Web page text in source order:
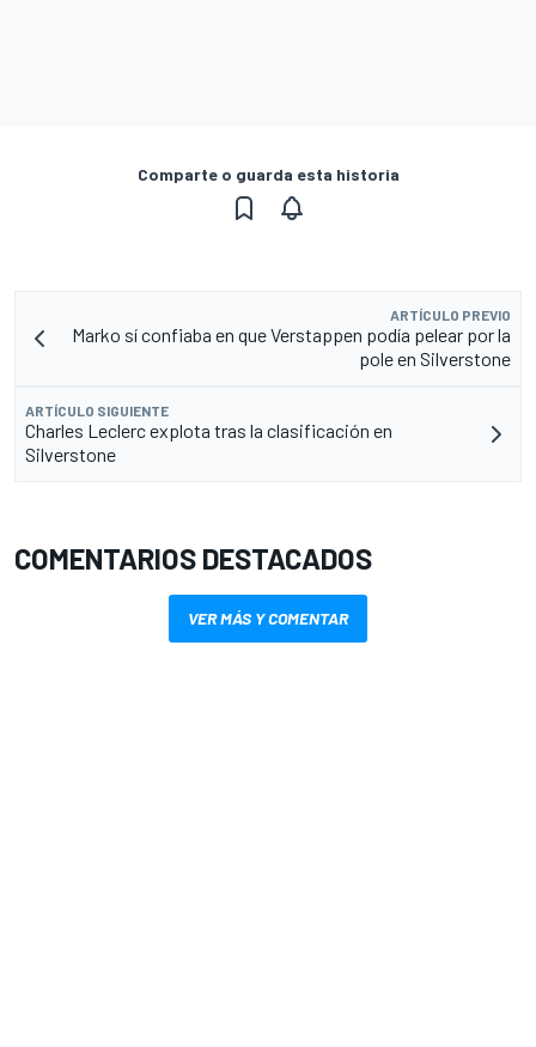
Comparte o guarda esta historia
ARTÍCULO PREVIO
Marko sí confiaba en que Verstappen podía pelear por la
pole en Silverstone
ARTÍCULO SIGUIENTE
Charles Leclerc explota tras la clasificación en
Silverstone
COMENTARIOS DESTACADOS
VER MÁS Y COMENTAR